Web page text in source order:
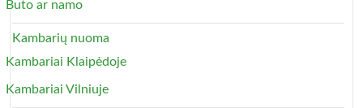
Buto ar namo
Kambarių nuoma
Kambariai Klaipėdoje
Kambariai Vilniuje